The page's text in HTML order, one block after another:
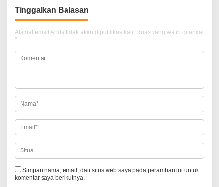
i
g
a
s
o
s
Tinggalkan Balasan
Alamat email Anda tidak akan dipublikasikan. Ruas yang wajib ditandai
*
Simpan nama, email, dan situs web saya pada peramban ini untuk
komentar saya berikutnya.